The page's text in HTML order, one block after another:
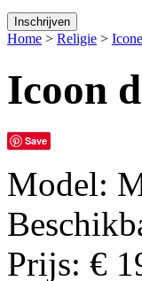
Home > Religie >
Icoon
Save
Model:
Prijs: €